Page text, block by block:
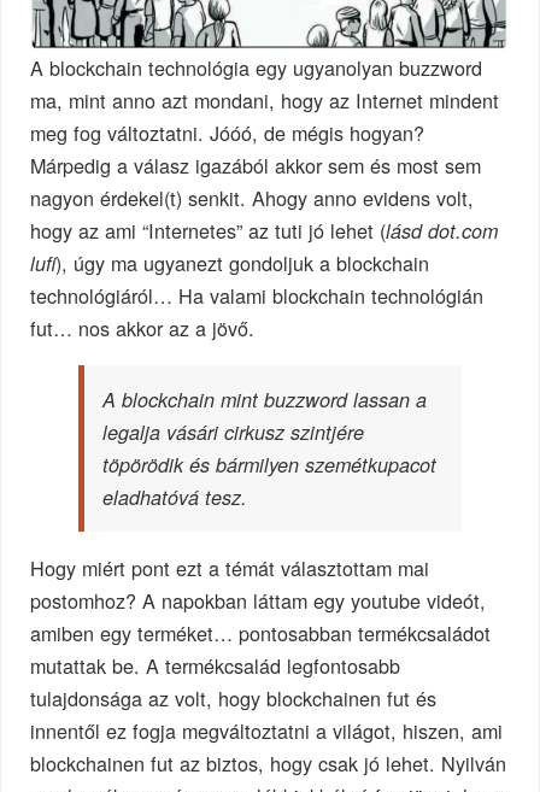
A blockchain technológia egy ugyanolyan buzzword
ma, mint anno azt mondani, hogy az Internet mindent
meg fog változtatni. Jóóó, de mégis hogyan?
Márpedig a válasz igazából akkor sem és most sem
nagyon érdekel(t) senkit. Ahogy anno evidens volt,
hogy az ami “Internetes” az tuti jó lehet (lásd dot.com
lufi), úgy ma ugyanezt gondoljuk a blockchain
technológiáról… Ha valami blockchain technológián
fut… nos akkor az a jövő.
A blockchain mint buzzword lassan a
legalja vásári cirkusz szintjére
töpörödik és bármilyen szemétkupacot
eladhatóvá tesz.
Hogy miért pont ezt a témát választottam mai
postomhoz? A napokban láttam egy youtube videót,
amiben egy terméket… pontosabban termékcsaládot
mutattak be. A termékcsalád legfontosabb
tulajdonsága az volt, hogy blockchainen fut és
innentől ez fogja megváltoztatni a világot, hiszen, ami
blockchainen fut az biztos, hogy csak jó lehet. Nyilván